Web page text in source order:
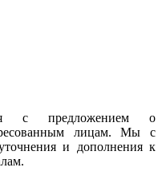
с предложением о
лицам. Мы с
и дополнения к